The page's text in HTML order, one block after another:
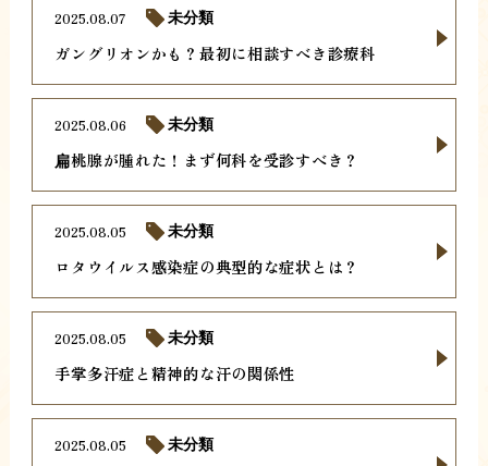
ガングリオンかも？最初に相談すべき診療科
2025.08.07 未分類
扁桃腺が腫れた！まず何科を受診すべき？
2025.08.06 未分類
ロタウイルス感染症の典型的な症状とは？
2025.08.05 未分類
手掌多汗症と精神的な汗の関係性
2025.08.05 未分類
2025.08.05 未分類